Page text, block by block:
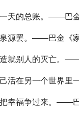
天的总账。——巴金
源罢。——巴金《家
就别人的灭亡。——
在另一个世界里
幸福争过来。——巴